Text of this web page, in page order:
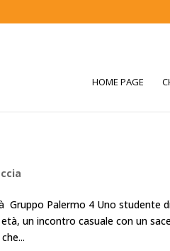
HOME PAGE
Gruppo Palermo 4 Uno studente
un incontro casuale con un